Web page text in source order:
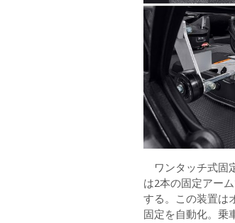
ワンタッチ式固
は2本の固定アー
する。この装置は
固定を自動化。乗